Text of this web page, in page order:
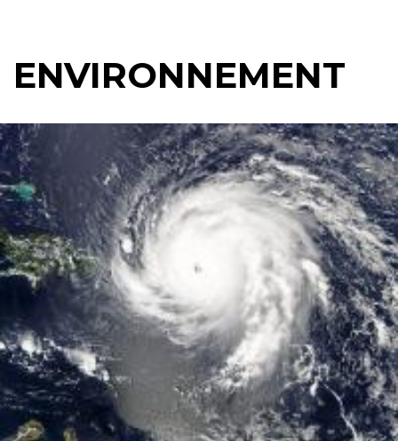
ENVIRONNEMENT